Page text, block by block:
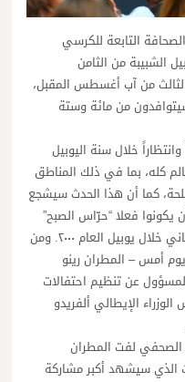
التابعة للكرسي
الشبيبة من الثامن
من آب أغسطس المقبل،
من مائة وستة
خلال سنة اليوبيل
كله، بما في ذلك المناطق
كما أن هذا الحدث سيشجع
يكونوا فعلا “حرّاس الصبح”
كما سمّاهم البابا الراحل يوحنا بولس الثاني خلال يوبيل العام ٢٠٠٠. ومن
أمس – المطران رينو
عن تنظيم احتفالات
الإيطالي ألفريدو
الصحفي لفت المطران
الذي سيشهد أكبر مشاركة